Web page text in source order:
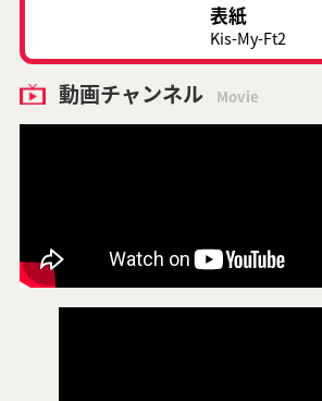
表紙
Kis-My-Ft2
動画チャンネル Movie